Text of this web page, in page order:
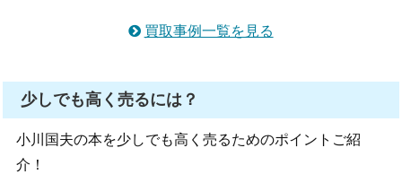
買取事例一覧を見る
少しでも高く売るには？
小川国夫の本を少しでも高く売るためのポイントご紹
介！